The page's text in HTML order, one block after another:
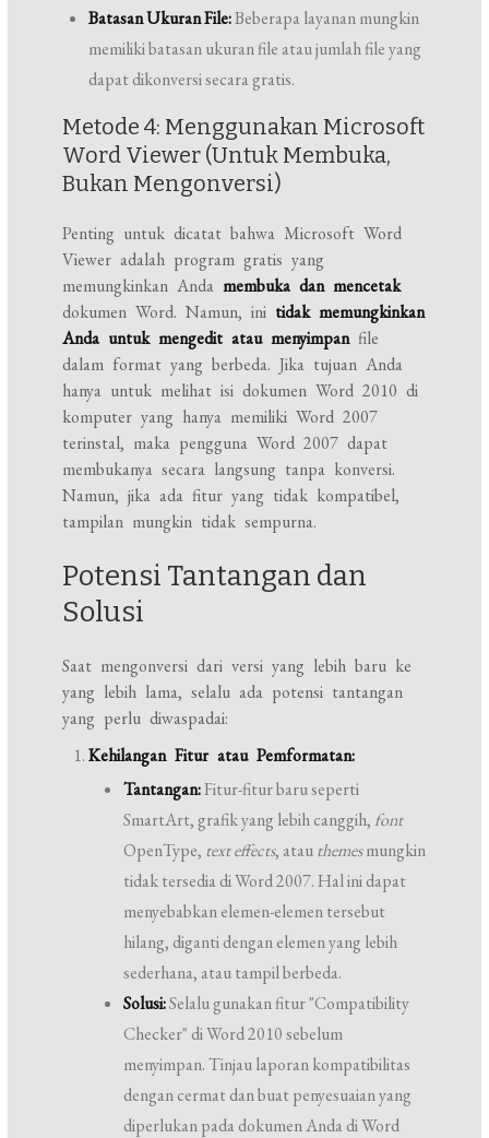
Batasan Ukuran File:Beberapa layanan mungkin
memiliki batasan ukuran file atau jumlah file yang
dapat dikonversi secara gratis.
Metode 4: Menggunakan Microsoft
Word Viewer (Untuk Membuka,
Bukan Mengonversi)
Penting untuk dicatat bahwa Microsoft Word
Viewer adalah program gratis yang
memungkinkan Andamembuka dan mencetak
dokumen Word. Namun, ini tidak memungkinkan
Anda untuk mengedit atau menyimpanfile
dalam format yang berbeda. Jika tujuan Anda
hanya untuk melihat isi dokumen Word 2010 di
komputer yang hanya memiliki Word 2007
terinstal, maka pengguna Word 2007 dapat
membukanya secara langsung tanpa konversi.
Namun, jika ada fitur yang tidak kompatibel,
tampilan mungkin tidak sempurna.
Potensi Tantangan dan
Solusi
Saat mengonversi dari versi yang lebih baru ke
yang lebih lama, selalu ada potensi tantangan
yang perlu diwaspadai:
Kehilangan Fitur atau Pemformatan:
Tantangan:Fitur-fitur baru seperti
SmartArt, grafik yang lebih canggih, font
OpenType, text effects, atauthemesmungkin
tidak tersedia di Word 2007. Hal ini dapat
menyebabkan elemen-elemen tersebut
hilang, diganti dengan elemen yang lebih
sederhana, atau tampil berbeda.
Solusi:Selalu gunakan fitur "Compatibility
Checker" di Word 2010 sebelum
menyimpan. Tinjau laporan kompatibilitas
dengan cermat dan buat penyesuaian yang
diperlukan pada dokumen Anda di Word